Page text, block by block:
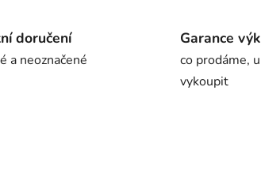
doručení
a neoznačené
Garance
co prodáme,
vykoupit